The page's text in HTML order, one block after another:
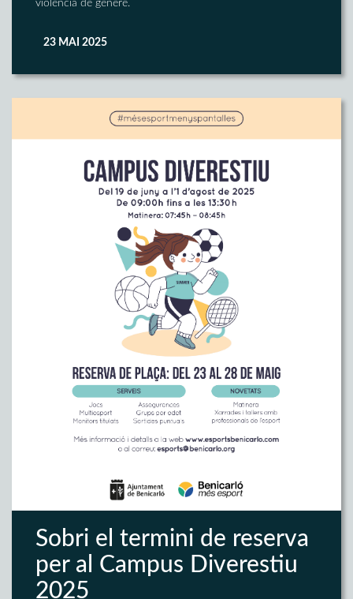
violència de gènere.
23 MAI 2025
Sobri el termini de reserva
per al Campus Diverestiu
2025